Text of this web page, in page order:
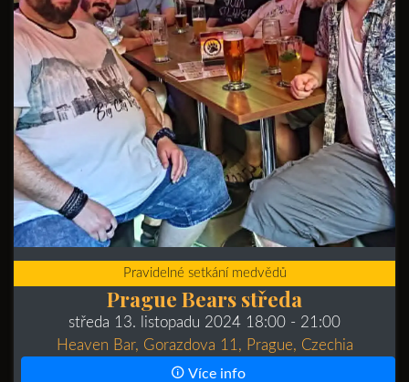
Pravidelné setkání medvědů
Prague Bears středa
středa 13. listopadu 2024 18:00 - 21:00
Heaven Bar, Gorazdova 11, Prague, Czechia
Více info